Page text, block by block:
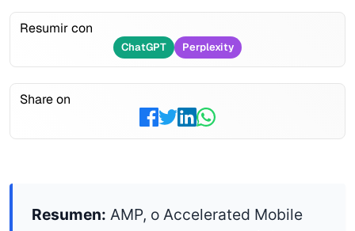
Resumir con
ChatGPT Perplexity
Share on
Resumen: AMP, o Accelerated Mobile